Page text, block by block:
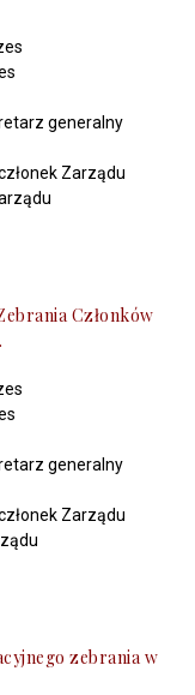
generalny
Zarządu
Członków
generalny
Zarządu
zebrania w